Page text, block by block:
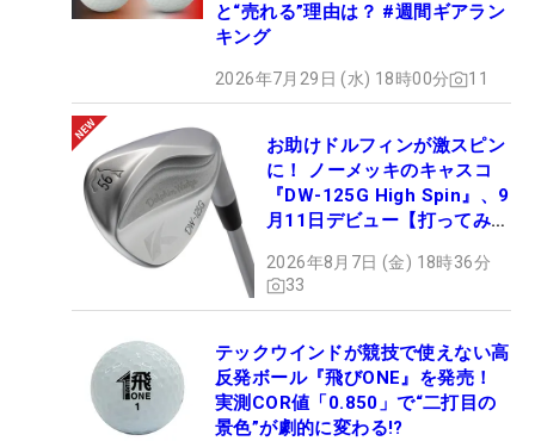
と“売れる”理由は？ #週間ギアラン
キング
2026年7月29日 (水) 18時00分 11
お助けドルフィンが激スピン
に！ ノーメッキのキャスコ
『DW-125G High Spin』、9
月11日デビュー【打ってみ
2026年8月7日 (金) 18時36分
33
テックウインドが競技で使えない高
反発ボール『飛びONE』を発売！
実測COR値「0.850」で“二打目の
景色”が劇的に変わる!?